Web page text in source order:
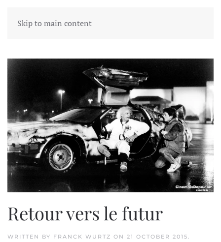
Skip to main content
Tag:Retour vers le futur
Retour vers le futur
WRITTEN BY FRANCK WURTZ ON 21 OCTOBER 2015